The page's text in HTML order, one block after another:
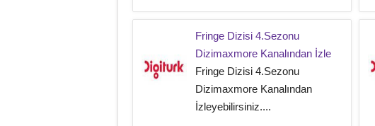
Fringe Dizisi 4.Sezonu
Dizimaxmore Kanalından İzle
Fringe Dizisi 4.Sezonu
Dizimaxmore Kanalından
İzleyebilirsiniz....